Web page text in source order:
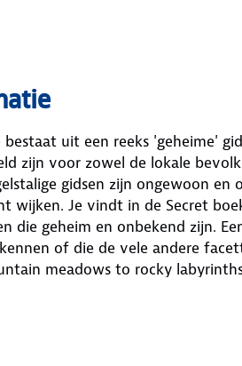
bestaat uit een reeks 'geheime'
zijn voor zowel de lokale
gidsen zijn ongewoon
wijken. Je vindt in de Secret
die geheim en onbekend zijn.
of die de vele andere
meadows to rocky
laws of gravity, petrified
and enchanting forest, lost